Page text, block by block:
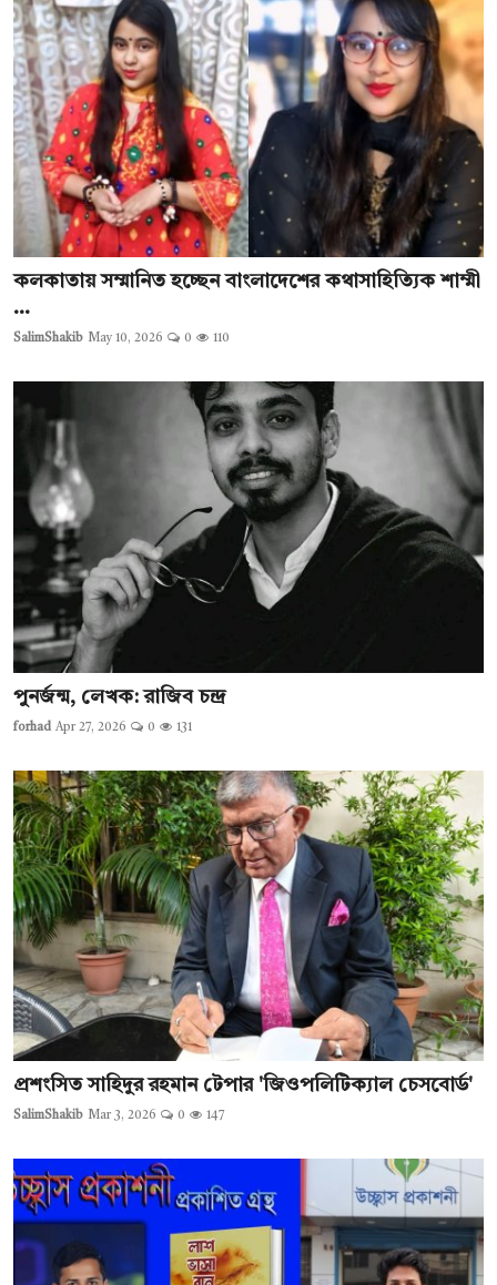
কলকাতায় সম্মানিত হচ্ছেন বাংলাদেশের কথাসাহিত্যিক শাম্মী
...
SalimShakib May 10, 2026 0 110
পুনর্জন্ম, লেখক: রাজিব চন্দ্র
forhad Apr 27, 2026 0 131
প্রশংসিত সাহিদুর রহমান টেপার 'জিওপলিটিক্যাল চেসবোর্ড'
SalimShakib Mar 3, 2026 0 147